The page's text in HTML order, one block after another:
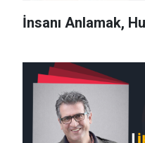
İnsanı Anlamak,